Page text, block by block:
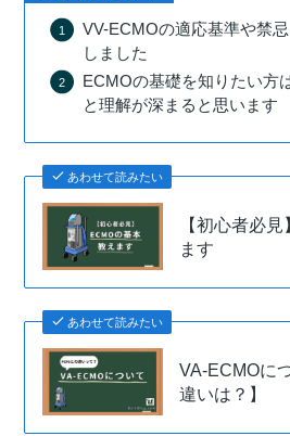
VV-ECMOの適応基準や禁
しました
ECMOの基礎を知りたい方
と理解が深まると思います
あわせて読みたい
【初心者必
ます
あわせて読みたい
VA-ECMOに
違いは？】